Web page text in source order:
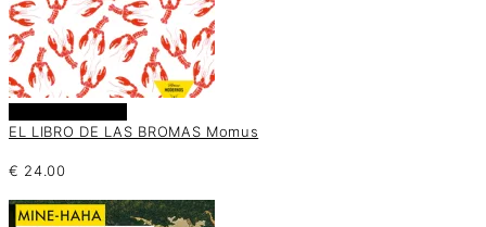
EL LIBRO DE LAS BROMAS Momus
€ 24.00